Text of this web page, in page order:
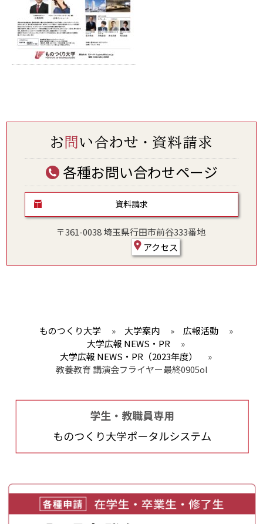
各種お問い合わせページ
資料請求
〒361-0038 埼玉県行田市前谷333番地
アクセス
ものつくり大学 » 大学案内 » 広報活動
»
大学広報 NEWS・PR
»
大学広報 NEWS・PR（2023年度）
»
教養教育 講演会フライヤー最終0905ol